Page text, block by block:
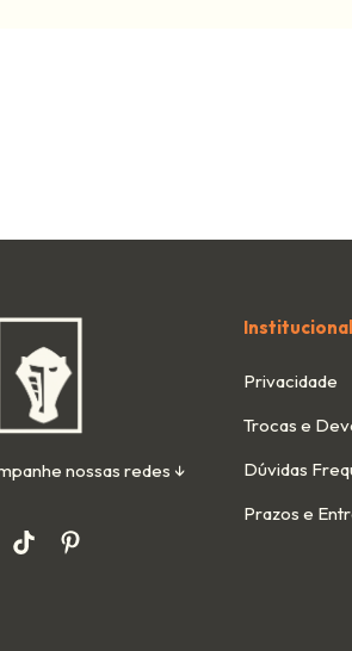
nossas redes ↓
Institucional
Privacidade
Trocas e
Dúvidas
Prazos e